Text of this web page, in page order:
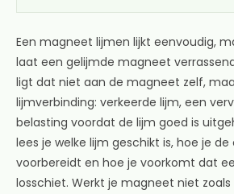
Een magneet lijmen lijkt eenvoudig,
laat een gelijmde magneet
ligt dat niet aan de magneet zelf,
lijmverbinding: verkeerde lijm, een
belasting voordat de lijm goed is
lees je welke lijm geschikt is, hoe je
voorbereidt en hoe je voorkomt dat
losschiet. Werkt je magneet niet